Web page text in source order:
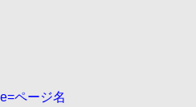
ページ名